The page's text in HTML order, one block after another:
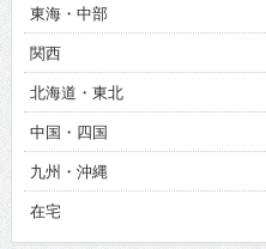
東海・中部
関西
北海道・東北
中国・四国
九州・沖縄
在宅